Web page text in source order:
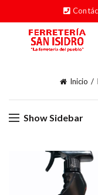
Inicio
Show Sidebar